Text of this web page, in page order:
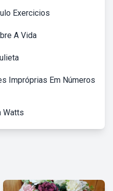
Exercicios
A Vida
Impróprias Em Números
Watts